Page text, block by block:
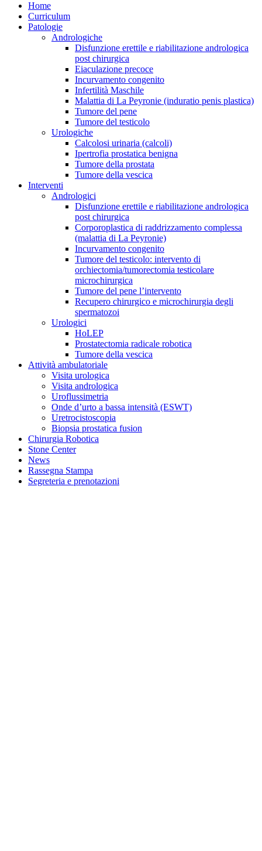
Home
Curriculum
Patologie
Andrologiche
Disfunzione erettile e riabilitazione andrologica
post chirurgica
Eiaculazione precoce
Incurvamento congenito
Infertilità Maschile
Malattia di La Peyronie (induratio penis plastica)
Tumore del pene
Tumore del testicolo
Urologiche
Calcolosi urinaria (calcoli)
Ipertrofia prostatica benigna
Tumore della prostata
Tumore della vescica
Interventi
Andrologici
Disfunzione erettile e riabilitazione andrologica
post chirurgica
Corporoplastica di raddrizzamento complessa
(malattia di La Peyronie)
Incurvamento congenito
Tumore del testicolo: intervento di
orchiectomia/tumorectomia testicolare
microchirurgica
Tumore del pene l’intervento
Recupero chirurgico e microchirurgia degli
spermatozoi
Urologici
HoLEP
Prostatectomia radicale robotica
Tumore della vescica
Attività ambulatoriale
Visita urologica
Visita andrologica
Uroflussimetria
Onde d’urto a bassa intensità (ESWT)
Uretrocistoscopia
Biopsia prostatica fusion
Chirurgia Robotica
Stone Center
News
Rassegna Stampa
Segreteria e prenotazioni